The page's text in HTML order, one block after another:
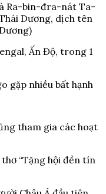
Ra-bin-đra-nát Ta-
Dương, dịch tên
Ấn Độ, trong 1
gặp nhiều bất hạnh
tham gia các hoạt
“Tặng hội đền tín